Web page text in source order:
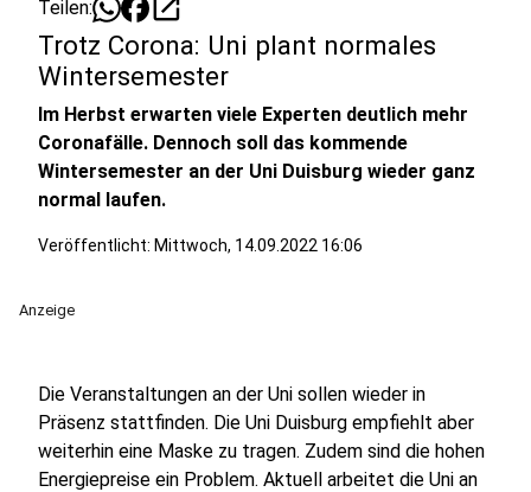
Teilen:
Trotz Corona: Uni plant normales
Wintersemester
Im Herbst erwarten viele Experten deutlich mehr
Coronafälle. Dennoch soll das kommende
Wintersemester an der Uni Duisburg wieder ganz
normal laufen.
Veröffentlicht: Mittwoch, 14.09.2022 16:06
Anzeige
Die Veranstaltungen an der Uni sollen wieder in
Präsenz stattfinden. Die Uni Duisburg empfiehlt aber
weiterhin eine Maske zu tragen. Zudem sind die hohen
Energiepreise ein Problem. Aktuell arbeitet die Uni an